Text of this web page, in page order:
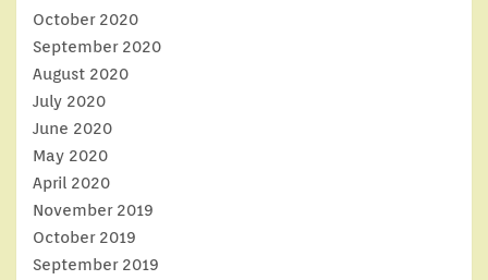
October 2020
September 2020
August 2020
July 2020
June 2020
May 2020
April 2020
November 2019
October 2019
September 2019